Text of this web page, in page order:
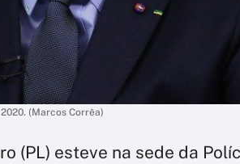
(Marcos Corrêa)
(PL) esteve na sede da